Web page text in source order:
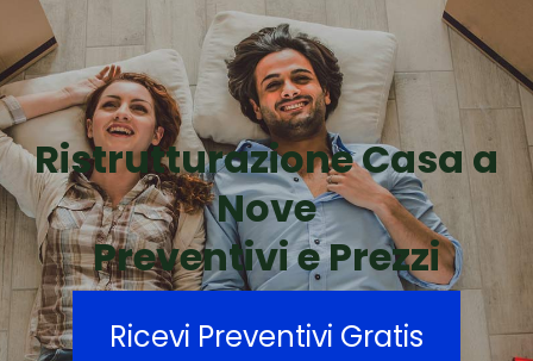
Ristrutturazione Casa a
Nove
Preventivi e Prezzi
Ricevi Preventivi Gratis